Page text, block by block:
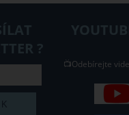
?
📺Odebírejte